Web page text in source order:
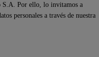
S.A. Por ello, lo invitamos a
personales a través de nuestra